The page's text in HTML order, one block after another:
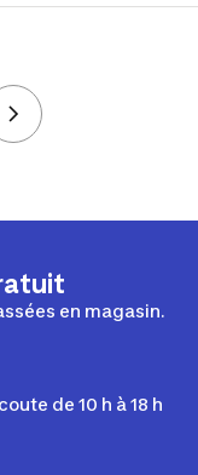
3
en magasin.
de 10 h à 18 h